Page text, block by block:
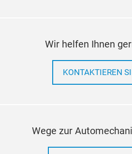
Wir helfen Ihnen
KONTAKTIEREN
Wege zur